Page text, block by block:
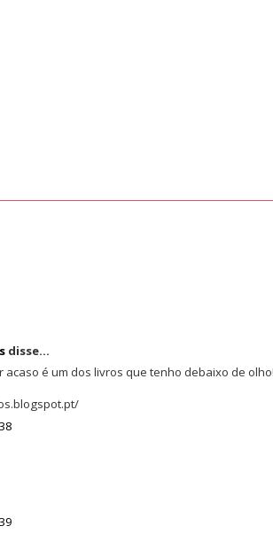
disse...
acaso é um dos livros que tenho debaixo de